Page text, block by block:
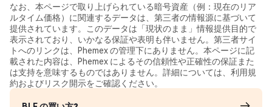
なお、本ページで取り上げられている暗号資産（例：現在のリア
ルタイム価格）に関連するデータは、第三者の情報源に基づいて
提供されています。このデータは「現状のまま」情報提供目的で
表示されており、いかなる保証や表明も伴いません。第三者サイ
トへのリンクは、Phemex の管理下にありません。本ページに記
載された内容は、Phemex によるその信頼性や正確性の保証また
は支持を意味するものではありません。詳細については、利用規
約およびリスク開示をご確認ください。